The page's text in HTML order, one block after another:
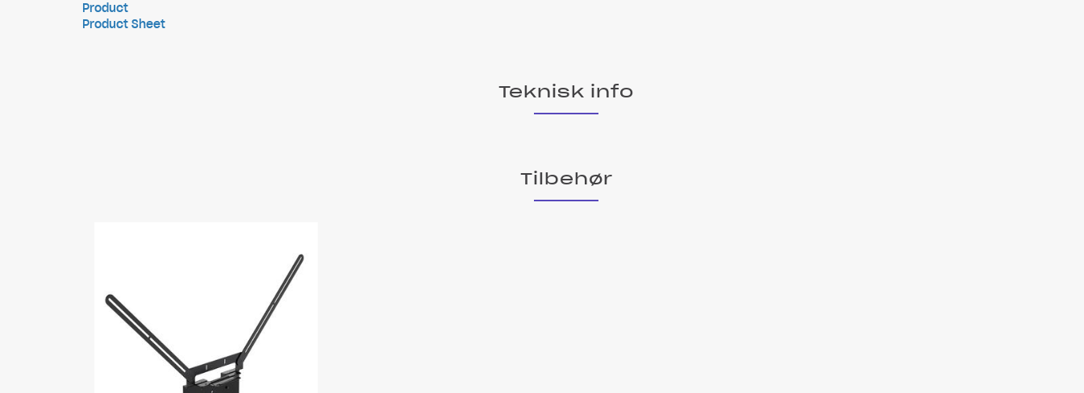
Product
Product Sheet
Teknisk info
Tilbehør